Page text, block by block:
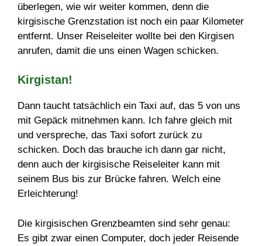
überlegen, wie wir weiter kommen, denn die
kirgisische Grenzstation ist noch ein paar Kilometer
entfernt. Unser Reiseleiter wollte bei den Kirgisen
anrufen, damit die uns einen Wagen schicken.
Kirgistan!
Dann taucht tatsächlich ein Taxi auf, das 5 von uns
mit Gepäck mitnehmen kann. Ich fahre gleich mit
und verspreche, das Taxi sofort zurück zu
schicken. Doch das brauche ich dann gar nicht,
denn auch der kirgisische Reiseleiter kann mit
seinem Bus bis zur Brücke fahren. Welch eine
Erleichterung!
Die kirgisischen Grenzbeamten sind sehr genau:
Es gibt zwar einen Computer, doch jeder Reisende